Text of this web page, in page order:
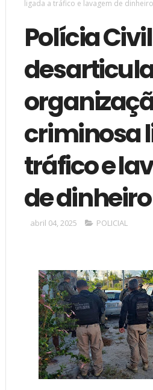
ligada a tráfico e lavagem de dinheiro
Polícia Civil
criminosa
tráfico e
de dinheiro
abril 04, 2025 POLICIAL